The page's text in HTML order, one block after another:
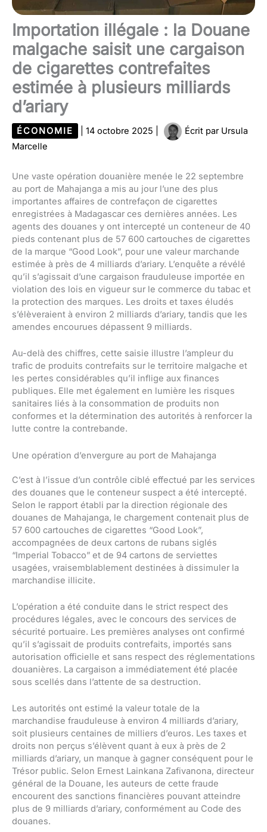
Importation illégale : la Douane
malgache saisit une cargaison
de cigarettes contrefaites
estimée à plusieurs milliards
d’ariary
ÉCONOMIE 14 octobre 2025 Écrit par Ursula
Marcelle
Une vaste opération douanière menée le 22 septembre
au port de Mahajanga a mis au jour l’une des plus
importantes affaires de contrefaçon de cigarettes
enregistrées à Madagascar ces dernières années. Les
agents des douanes y ont intercepté un conteneur de 40
pieds contenant plus de 57 600 cartouches de cigarettes
de la marque “Good Look”, pour une valeur marchande
estimée à près de 4 milliards d’ariary. L’enquête a révélé
qu’il s’agissait d’une cargaison frauduleuse importée en
violation des lois en vigueur sur le commerce du tabac et
la protection des marques. Les droits et taxes éludés
s’élèveraient à environ 2 milliards d’ariary, tandis que les
amendes encourues dépassent 9 milliards.
Au-delà des chiffres, cette saisie illustre l’ampleur du
trafic de produits contrefaits sur le territoire malgache et
les pertes considérables qu’il inflige aux finances
publiques. Elle met également en lumière les risques
sanitaires liés à la consommation de produits non
conformes et la détermination des autorités à renforcer la
lutte contre la contrebande.
Une opération d’envergure au port de Mahajanga
C’est à l’issue d’un contrôle ciblé effectué par les services
des douanes que le conteneur suspect a été intercepté.
Selon le rapport établi par la direction régionale des
douanes de Mahajanga, le chargement contenait plus de
57 600 cartouches de cigarettes “Good Look”,
accompagnées de deux cartons de rubans siglés
“Imperial Tobacco” et de 94 cartons de serviettes
usagées, vraisemblablement destinées à dissimuler la
marchandise illicite.
L’opération a été conduite dans le strict respect des
procédures légales, avec le concours des services de
sécurité portuaire. Les premières analyses ont confirmé
qu’il s’agissait de produits contrefaits, importés sans
autorisation officielle et sans respect des réglementations
douanières. La cargaison a immédiatement été placée
sous scellés dans l’attente de sa destruction.
Les autorités ont estimé la valeur totale de la
marchandise frauduleuse à environ 4 milliards d’ariary,
soit plusieurs centaines de milliers d’euros. Les taxes et
droits non perçus s’élèvent quant à eux à près de 2
milliards d’ariary, un manque à gagner conséquent pour le
Trésor public. Selon Ernest Lainkana Zafivanona, directeur
général de la Douane, les auteurs de cette fraude
encourent des sanctions financières pouvant atteindre
plus de 9 milliards d’ariary, conformément au Code des
douanes.